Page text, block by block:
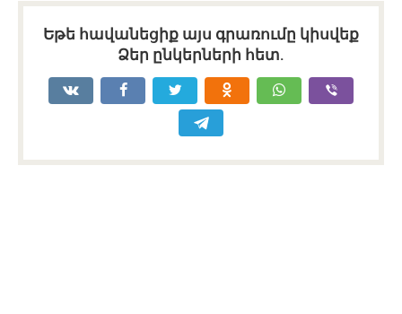
Եթե հավանեցիք այս գրառումը կիսվեք
Ձեր ընկերների հետ.